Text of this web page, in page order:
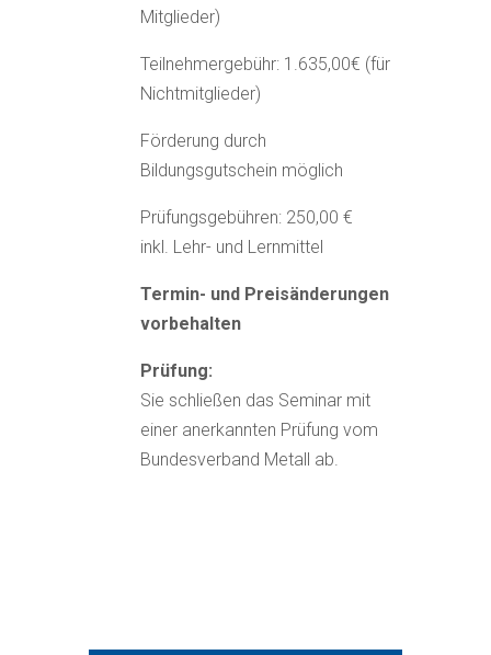
Mitglieder)
Teilnehmergebühr: 1.635,00€ (für
Nichtmitglieder)
Förderung durch
Bildungsgutschein möglich
Prüfungsgebühren: 250,00 €
inkl. Lehr- und Lernmittel
Termin- und Preisänderungen
vorbehalten
Prüfung:
Sie schließen das Seminar mit
einer anerkannten Prüfung vom
Bundesverband Metall ab.